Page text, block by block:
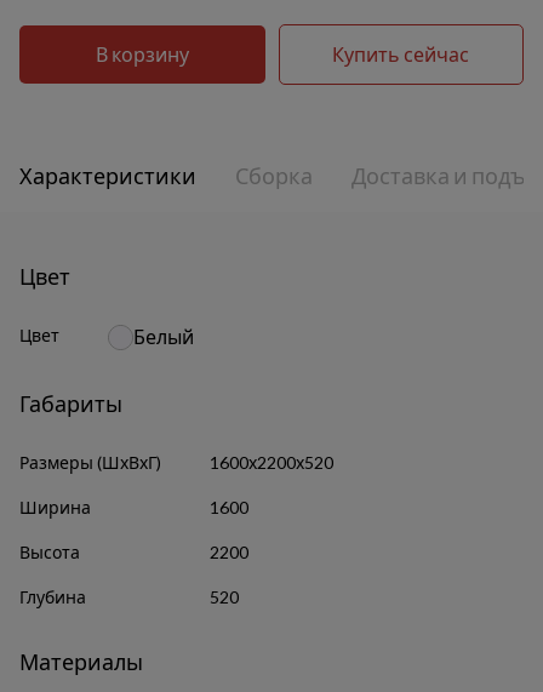
В корзину Купить сейчас
Характеристики Сборка Доставка и
Цвет
Цвет Белый
Габариты
Размеры (ШхВхГ) 1600х2200х520
Ширина 1600
Высота 2200
Глубина 520
Материалы